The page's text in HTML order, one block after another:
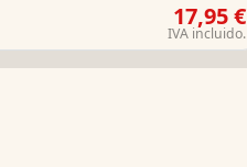
17,95 €
IVA incluido.